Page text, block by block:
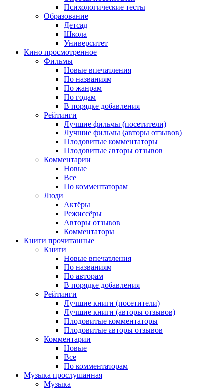
Психологические тесты
Образование
Детсад
Школа
Университет
Кино просмотренное
Фильмы
Новые впечатления
По названиям
По жанрам
По годам
В порядке добавления
Рейтинги
Лучшие фильмы (посетители)
Лучшие фильмы (авторы отзывов)
Плодовитые комментаторы
Плодовитые авторы отзывов
Комментарии
Новые
Все
По комментаторам
Люди
Актёры
Режиссёры
Авторы отзывов
Комментаторы
Книги прочитанные
Книги
Новые впечатления
По названиям
По авторам
В порядке добавления
Рейтинги
Лучшие книги (посетители)
Лучшие книги (авторы отзывов)
Плодовитые комментаторы
Плодовитые авторы отзывов
Комментарии
Новые
Все
По комментаторам
Музыка прослушанная
Музыка